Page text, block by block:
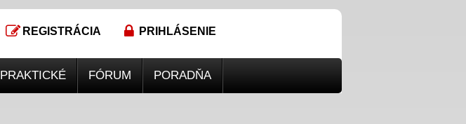
REGISTRÁCIA PRIHLÁSENIE
PRAKTICKÉ FÓRUM PORADŇA